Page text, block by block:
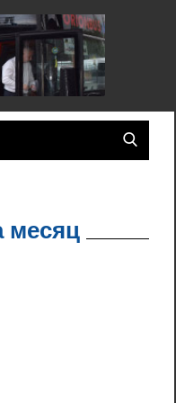
месяц